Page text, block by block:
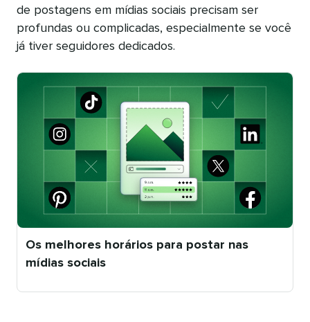
de postagens em mídias sociais precisam ser
profundas ou complicadas, especialmente se você
já tiver seguidores dedicados.
Os melhores horários para postar nas
mídias sociais
Publicado